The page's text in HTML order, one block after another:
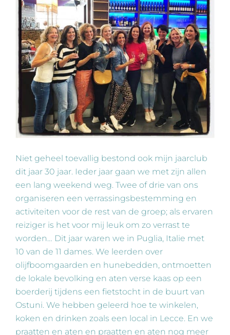
Niet geheel toevallig bestond ook mijn jaarclub
dit jaar 30 jaar. Ieder jaar gaan we met zijn allen
een lang weekend weg. Twee of drie van ons
organiseren een verrassingsbestemming en
activiteiten voor de rest van de groep; als ervaren
reiziger is het voor mij leuk om zo verrast te
worden… Dit jaar waren we in Puglia, Italie met
10 van de 11 dames. We leerden over
olijfboomgaarden en hunebedden, ontmoetten
de lokale bevolking en aten verse kaas op een
boerderij tijdens een fietstocht in de buurt van
Ostuni. We hebben geleerd hoe te winkelen,
koken en drinken zoals een local in Lecce. En we
praatten en aten en praatten en aten nog meer